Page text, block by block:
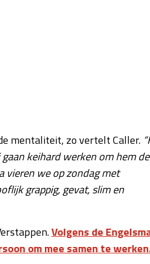
mentaliteit, zo vertelt Caller.
keihard werken om hem de
vieren we op zondag met
grappig, gevat, slim en
Volgens de
om mee samen te